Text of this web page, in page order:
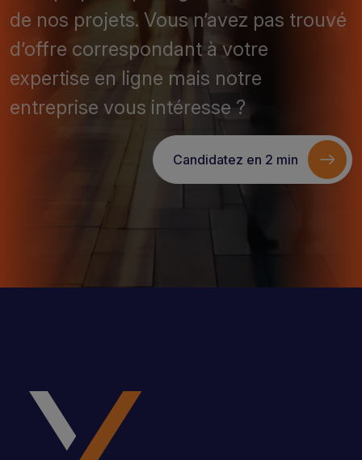
de nos projets. Vous n’avez pas trouvé
d’offre correspondant à votre
expertise en ligne mais notre
entreprise vous intéresse ?
Candidatez en 2 min